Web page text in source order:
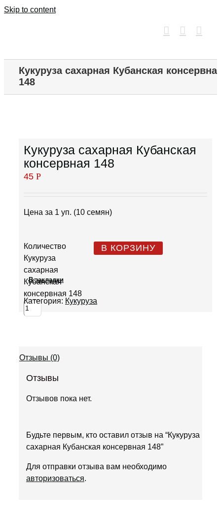
Skip to content
Кукуруза сахарная Кубанская
148
Кукуруза сахарная Кубанская
консервная 148
45 Р
Цена за 1 уп. (10 семян)
Количество
Кукуруза
сахарная
Кубанская
консервная 148
В КОРЗИНУ
В закладки
Категория: Кукуруза
Отзывы (0)
Отзывы
Отзывов пока нет.
Будьте первым, кто оставил отзыв на “Кукуруза
сахарная Кубанская консервная 148”
Для отправки отзыва вам необходимо
авторизоваться.